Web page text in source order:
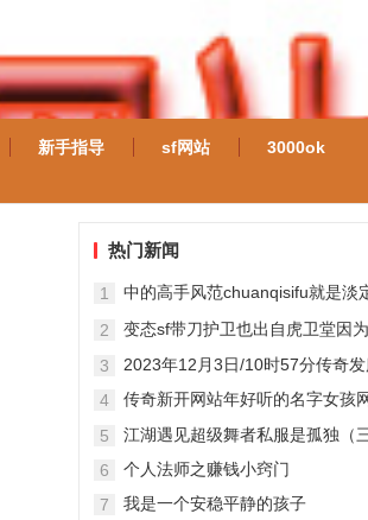
新手指导 sf网站
3000ok
热门新闻
1
中的高手风范chuanqisifu就是淡
2
变态sf带刀护卫也出自虎卫堂因
3
2023年12月3日/10时57分传奇发
4
传奇新开网站年好听的名字女孩
5
江湖遇见超级舞者私服是孤独（三
6
个人法师之赚钱小窍门
7
我是一个安稳平静的孩子